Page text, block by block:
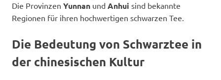
Die Provinzen Yunnan und Anhui sind bekannte
Regionen für ihren hochwertigen schwarzen Tee.
Die Bedeutung von Schwarztee in
der chinesischen Kultur